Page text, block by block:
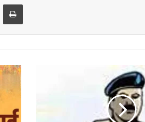
via Email Print